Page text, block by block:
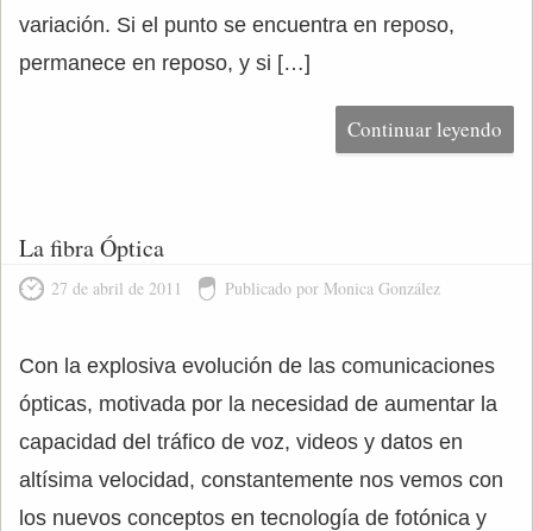
variación. Si el punto se encuentra en reposo,
permanece en reposo, y si […]
Continuar leyendo
La fibra Óptica
27 de abril de 2011 Publicado por Monica González
Con la explosiva evolución de las comunicaciones
ópticas, motivada por la necesidad de aumentar la
capacidad del tráfico de voz, videos y datos en
altísima velocidad, constantemente nos vemos con
los nuevos conceptos en tecnología de fotónica y